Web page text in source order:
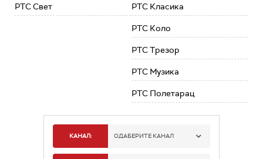
РТС Свет РТС Класика
РТС Коло
РТС Трезор
РТС Музика
РТС Полетарац
КАНАЛ: ОДАБЕРИТЕ КАНАЛ